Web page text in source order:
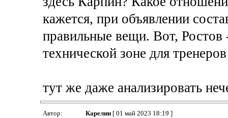
кажется, при объявлении
правильные вещи. Вот, Ростов
технической зоне для
тут же даже анализировать
Автор: Карелин[ 01 май 2023 18:19 ]